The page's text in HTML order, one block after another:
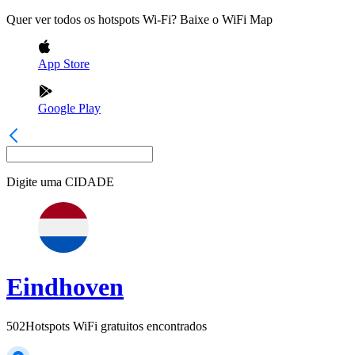
Quer ver todos os hotspots Wi-Fi? Baixe o WiFi Map
App Store
Google Play
Digite uma CIDADE
Eindhoven
502Hotspots WiFi gratuitos encontrados